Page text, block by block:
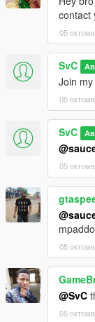
contact
05
SvC
Join
05
SvC
05
05
@SvC
05